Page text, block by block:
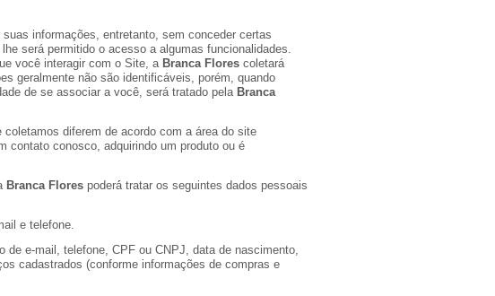
informações, entretanto, sem conceder certas
será permitido o acesso a algumas funcionalidades.
você interagir com o Site, a Branca Flores coletará
geralmente não são identificáveis, porém, quando
de se associar a você, será tratado pela Branca
diferem de acordo com a área do site
contato conosco, adquirindo um produto ou é
Branca Flores poderá́ tratar os seguintes dados pessoais
e telefone.
de e-mail, telefone, CPF ou CNPJ, data de nascimento,
cadastrados (conforme informações de compras e